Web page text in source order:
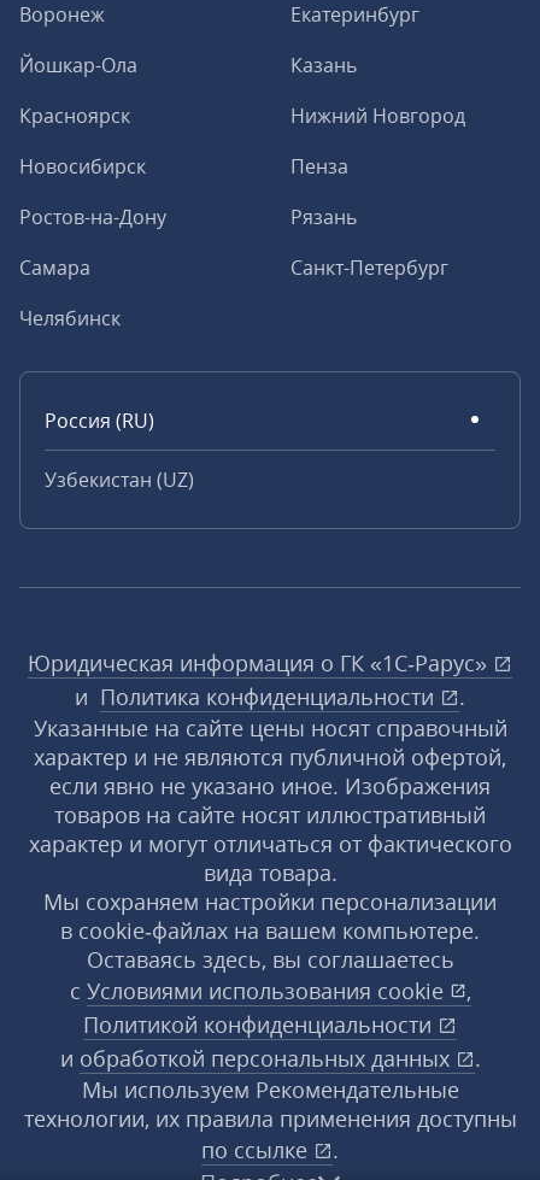
Воронеж
Екатеринбург
Йошкар-Ола
Казань
Красноярск
Нижний Новгород
Новосибирск
Пенза
Ростов-на-Дону
Рязань
Самара
Санкт-Петербург
Челябинск
Россия (RU)
Узбекистан (UZ)
Юридическая информация о ГК «1С‑Рарус»
и Политика конфиденциальности
.
Указанные на сайте цены носят справочный
характер и не являются публичной офертой,
если явно не указано иное. Изображения
товаров на сайте носят иллюстративный
характер и могут отличаться от фактического
вида товара.
Мы сохраняем настройки персонализации
в cookie‑файлах на вашем компьютере.
Оставаясь здесь, вы соглашаетесь
с Условиями использования cookie
,
Политикой конфиденциальности
и обработкой персональных данных
.
Мы используем Рекомендательные
технологии, их правила применения доступны
по ссылке
.